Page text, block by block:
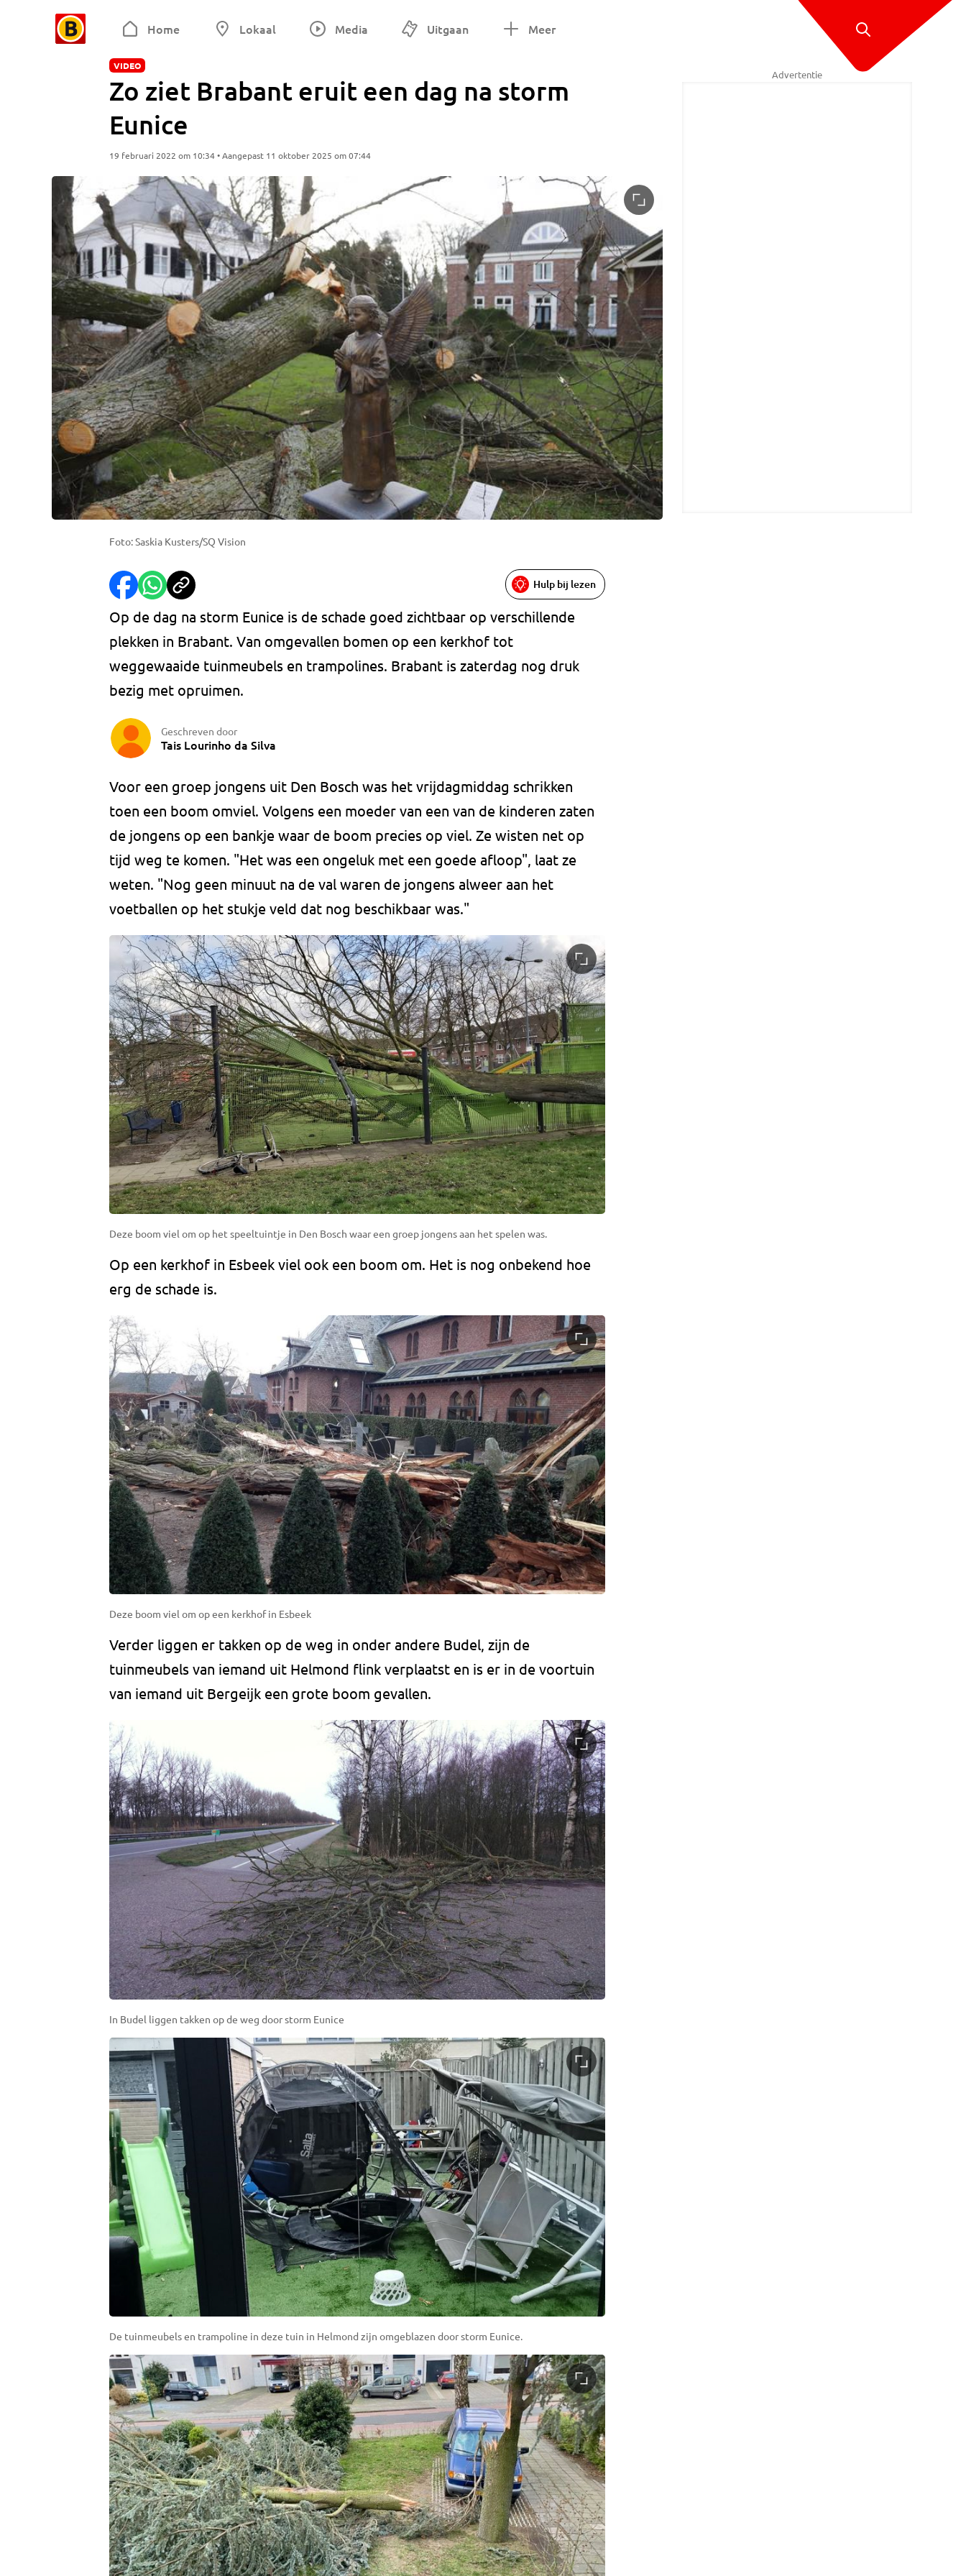
Home Lokaal Media Uitgaan Meer
VIDEO
Zo ziet Brabant eruit een dag na storm
Eunice
19 februari 2022 om 10:34 • Aangepast 11 oktober 2025 om 07:44
Foto: Saskia Kusters/SQ Vision
Hulp bij lezen
Op de dag na storm Eunice is de schade goed zichtbaar op verschillende
plekken in Brabant. Van omgevallen bomen op een kerkhof tot
weggewaaide tuinmeubels en trampolines. Brabant is zaterdag nog druk
bezig met opruimen.
Geschreven door
Tais Lourinho da Silva
Voor een groep jongens uit Den Bosch was het vrijdagmiddag schrikken
toen een boom omviel. Volgens een moeder van een van de kinderen zaten
de jongens op een bankje waar de boom precies op viel. Ze wisten net op
tijd weg te komen. "Het was een ongeluk met een goede afloop", laat ze
weten. "Nog geen minuut na de val waren de jongens alweer aan het
voetballen op het stukje veld dat nog beschikbaar was."
Deze boom viel om op het speeltuintje in Den Bosch waar een groep jongens aan het spelen was.
Op een kerkhof in Esbeek viel ook een boom om. Het is nog onbekend hoe
erg de schade is.
Deze boom viel om op een kerkhof in Esbeek
Verder liggen er takken op de weg in onder andere Budel, zijn de
tuinmeubels van iemand uit Helmond flink verplaatst en is er in de voortuin
van iemand uit Bergeijk een grote boom gevallen.
In Budel liggen takken op de weg door storm Eunice
De tuinmeubels en trampoline in deze tuin in Helmond zijn omgeblazen door storm Eunice.
Advertentie